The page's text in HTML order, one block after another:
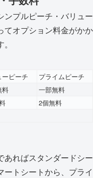
ンプルピーチ・バリュー
てオプション料金がかか
ピーチ
プライムピーチ
料
一部無料
2個無料
あればスタンダードシー
ートシートから、プライ